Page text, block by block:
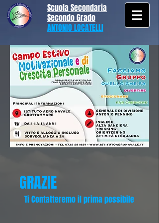
Scuola Secondaria
Secondo Grado
ANTONIO LOCATELLI
GRAZIE
Ti Contatteremo il prima possibile